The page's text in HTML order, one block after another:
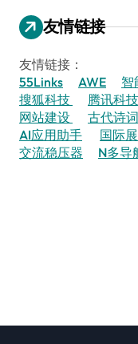
友情链接
友情链接：
55Links
AWE 智
搜狐科技
腾讯科技
网站建设
古代诗
AI应用助手
国际
交流稳压器
N多导